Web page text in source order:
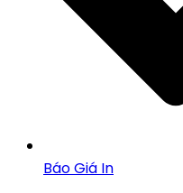
Báo Giá In